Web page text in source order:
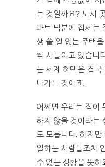
는 것일까요? 도시
파트 덕분에 집세는
생 쓸 일 없는 주택
씩 사들이고 있습니
는 세제 혜택은 결국
나가는 것이죠.
어쩌면 우리는 집이
하지 않을 것이라는
도 모릅니다. 하지만
일하는 사람들조차
수 없는 상황을 뜻하